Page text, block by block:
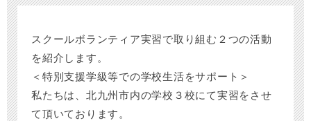
スクールボランティア実習で取り組む２つの活動
を紹介します。
＜特別支援学級等での学校生活をサポート＞
私たちは、北九州市内の学校３校にて実習をさせ
て頂いております。